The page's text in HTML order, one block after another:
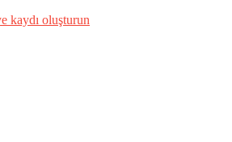
kaydı oluşturun